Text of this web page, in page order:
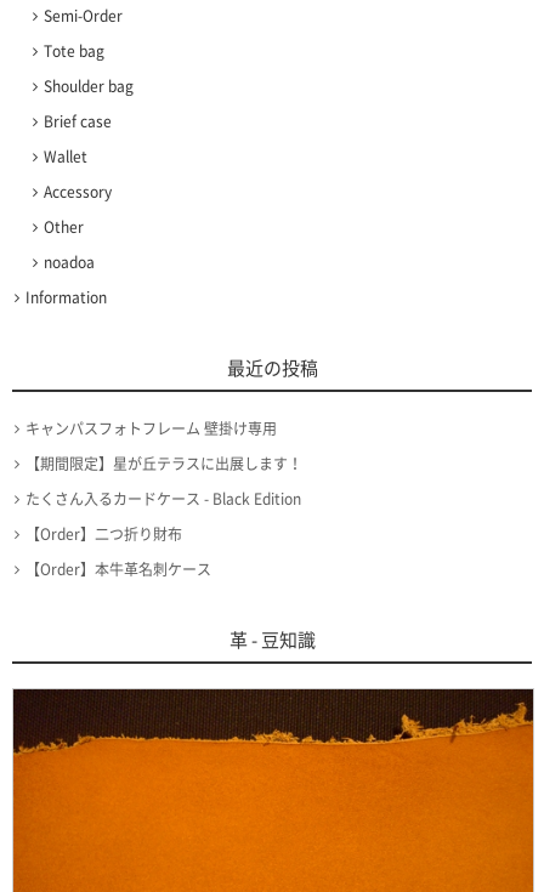
Semi-Order
Tote bag
Shoulder bag
Brief case
Wallet
Accessory
Other
noadoa
Information
最近の投稿
キャンパスフォトフレーム 壁掛け専用
【期間限定】星が丘テラスに出展します！
たくさん入るカードケース - Black Edition
【Order】二つ折り財布
【Order】本牛革名刺ケース
革 - 豆知識